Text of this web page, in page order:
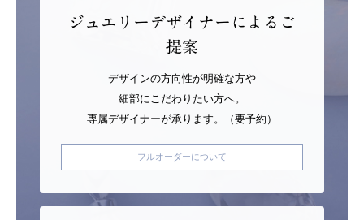
ジュエリーデザイナーによるご
提案
デザインの方向性が明確な方や
細部にこだわりたい方へ。
専属デザイナーが承ります。（要予約）
フルオーダーについて